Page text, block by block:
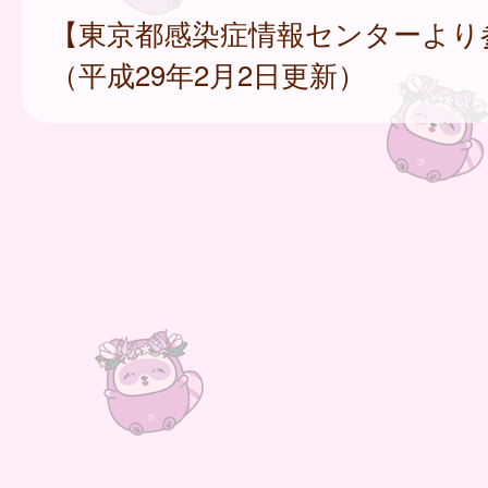
【東京都感染症情報センターよ
（平成29年2月2日更新）